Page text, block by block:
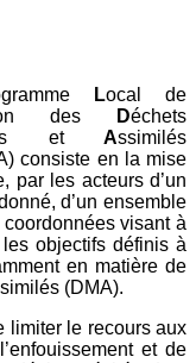
Local de
des Déchets
etAssimilés
consiste en la mise
par les acteurs d’un
d’un ensemble
coordonnées visant à
objectifs définis à
en matière de
(DMA).
limiter le recours aux
et de